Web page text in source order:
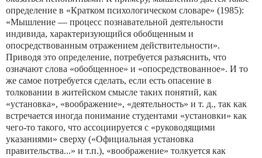
определение в «Кратком психологическом словаре» (1985):
«Мышление — процесс познавательной деятельности
индивида, характеризую­щийся обобщенным и
опосредствованным отражением действи­тельности».
Приводя это определение, потребуется разъяснить, что
означают слова «обобщенное» и «опосредствованное». И то
же самое потребуется сделать, если есть опасение в
толковании в житейском смысле таких понятий, как
«установка», «вообра­жение», «деятельность» и т. д., так как
встречается иногда по­нимание студентами «установки» как
чего-то такого, что ассо­циируется с «руководящими
указаниями» сверху («Официаль­ная установка
правительства...» и т.п.), «воображение» толку­ется как